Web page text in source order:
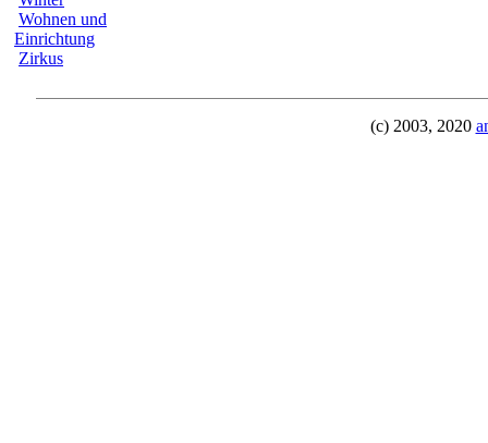
Wohnen und
Einrichtung
Zirkus
(c) 2003, 2020